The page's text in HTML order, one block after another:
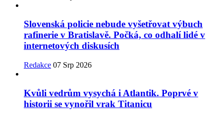
Slovenská policie nebude vyšetřovat výbuch
rafinerie v Bratislavě. Počká, co odhalí lidé v
internetových diskusích
Redakce 07 Srp 2026
Kvůli vedrům vysychá i Atlantik. Poprvé v
historii se vynořil vrak Titanicu